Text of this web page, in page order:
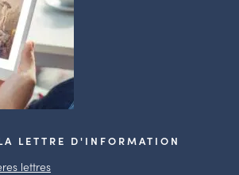
LETTRE D'INFORMATION
lettres